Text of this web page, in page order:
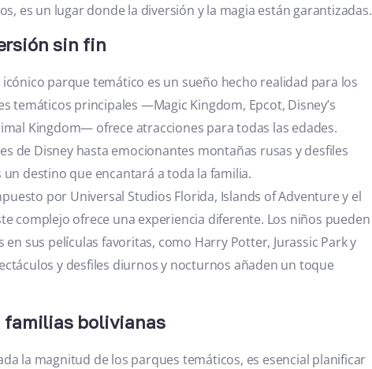
es un lugar donde la diversión y la magia están garantizadas.
sin fin
icónico parque temático es un sueño hecho realidad para los
temáticos principales —Magic Kingdom, Epcot, Disney’s
Kingdom— ofrece atracciones para todas las edades.
de Disney hasta emocionantes montañas rusas y desfiles
destino que encantará a toda la familia.
por Universal Studios Florida, Islands of Adventure y el
complejo ofrece una experiencia diferente. Los niños pueden
sus películas favoritas, como Harry Potter, Jurassic Park y
y desfiles diurnos y nocturnos añaden un toque
familias bolivianas
la magnitud de los parques temáticos, es esencial planificar